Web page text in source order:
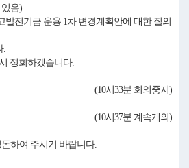
음)
발전기금 운용 1차 변경계획안에 대한 질의
.
정회하겠습니다.
(10시33분 회의중지)
(10시37분 계속개의)
하여 주시기 바랍니다.